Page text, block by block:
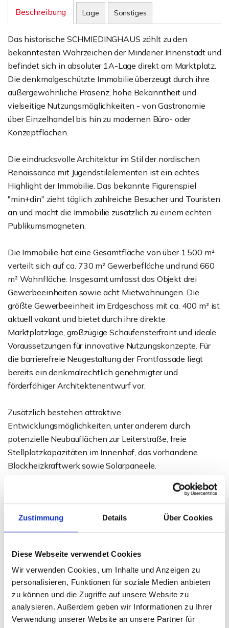
Zustimmung Details Über Cookies
Diese Webseite verwendet Cookies
Wir verwenden Cookies, um Inhalte und Anzeigen zu
personalisieren, Funktionen für soziale Medien anbieten
zu können und die Zugriffe auf unsere Website zu
analysieren. Außerdem geben wir Informationen zu Ihrer
Verwendung unserer Website an unsere Partner für
Beschreibung Lage Sonstiges
Das historische SCHMIEDINGHAUS zählt zu den
bekanntesten Wahrzeichen der Mindener Innenstadt und
befindet sich in absoluter 1A-Lage direkt am Marktplatz.
Die denkmalgeschützte Immobilie überzeugt durch ihre
außergewöhnliche Präsenz, hohe Bekanntheit und
vielseitige Nutzungsmöglichkeiten - von Gastronomie
über Einzelhandel bis hin zu modernen Büro- oder
Konzeptflächen.
Die eindrucksvolle Architektur im Stil der nordischen
Renaissance mit Jugendstilelementen ist ein echtes
Highlight der Immobilie. Das bekannte Figurenspiel
"min+din" zieht täglich zahlreiche Besucher und Touristen
an und macht die Immobilie zusätzlich zu einem echten
Publikumsmagneten.
Die Immobilie hat eine Gesamtfläche von über 1.500 m²
verteilt sich auf ca. 730 m² Gewerbefläche und rund 660
m² Wohnfläche. Insgesamt umfasst das Objekt drei
Gewerbeeinheiten sowie acht Mietwohnungen. Die
größte Gewerbeeinheit im Erdgeschoss mit ca. 400 m² ist
aktuell vakant und bietet durch ihre direkte
Marktplatzlage, großzügige Schaufensterfront und ideale
Voraussetzungen für innovative Nutzungskonzepte. Für
die barrierefreie Neugestaltung der Frontfassade liegt
bereits ein denkmalrechtlich genehmigter und
förderfähiger Architektenentwurf vor.
Zusätzlich bestehen attraktive
Entwicklungsmöglichkeiten, unter anderem durch
potenzielle Neubauflächen zur Leiterstraße, freie
Stellplatzkapazitäten im Innenhof, das vorhandene
Blockheizkraftwerk sowie Solarpaneele.
Projektentwickler oder Betreiber, ein historisches
Wahrzeichen mit hoher Strahlkraft und nachhaltigem
Entwicklungspotenzial im Herzen von Minden zu
Ansprechpartner
Telefon: 0571 597 265 17